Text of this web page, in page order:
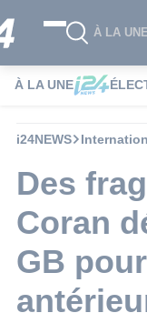
À LA UNE
À LA UNE
i24NEWS
Des
Coran
GB